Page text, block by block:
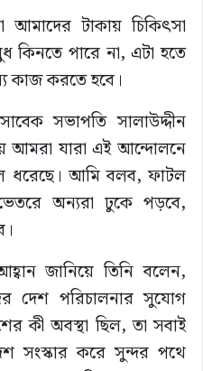
টাকায় চিকিৎসা
পারে না, এটা হতে
কাজ করতে হবে।
সভাপতি সালাউদ্দীন
আমরা যারা এই আন্দোলনে
ধরেছে। আমি বলব, ফাটল
অন্যরা ঢুকে পড়বে,
জানিয়ে তিনি বলেন,
দেশ পরিচালনার সুযোগ
কী অবস্থা ছিল, তা সবাই
সংস্কার করে সুন্দর পথে